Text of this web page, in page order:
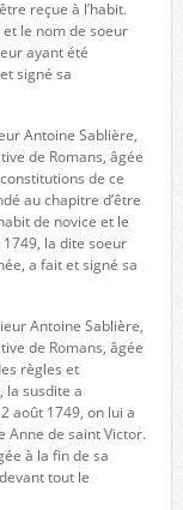
reçue à l’habit.
et le nom de soeur
ayant été
signé sa
Antoine Sablière,
de Romans, âgée
de ce
au chapitre d’être
de novice et le
la dite soeur
a fait et signé sa
Antoine Sablière,
de Romans, âgée
règles et
la susdite a
août 1749, on lui a
Anne de saint Victor.
à la fin de sa
tout le